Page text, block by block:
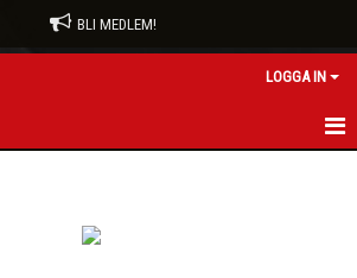
BLI MEDLEM!
LOGGA IN